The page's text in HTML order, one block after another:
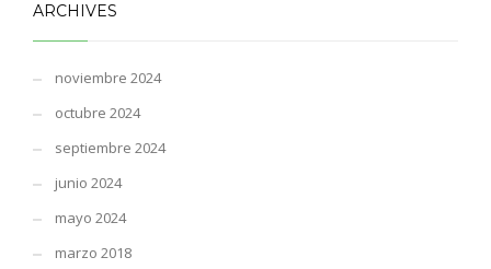
ARCHIVES
noviembre 2024
octubre 2024
septiembre 2024
junio 2024
mayo 2024
marzo 2018